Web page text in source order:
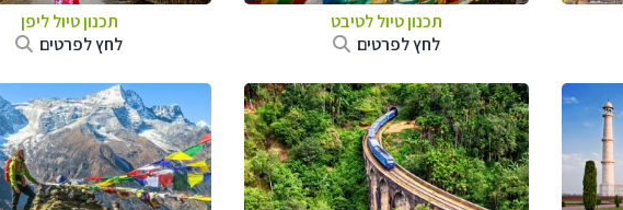
תכנון טיוללטיבט
לחץ לפרטים
תכנון טיולליפן
לחץ לפרטים